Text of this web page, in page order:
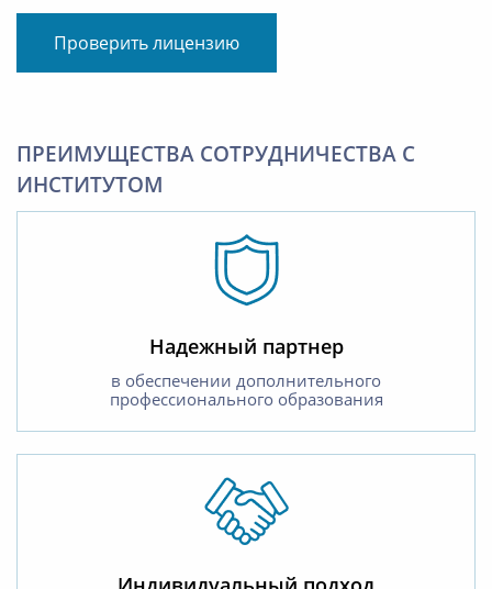
Проверить лицензию
ПРЕИМУЩЕСТВА СОТРУДНИЧЕСТВА С
ИНСТИТУТОМ
Надежный партнер
в обеспечении дополнительного
профессионального образования